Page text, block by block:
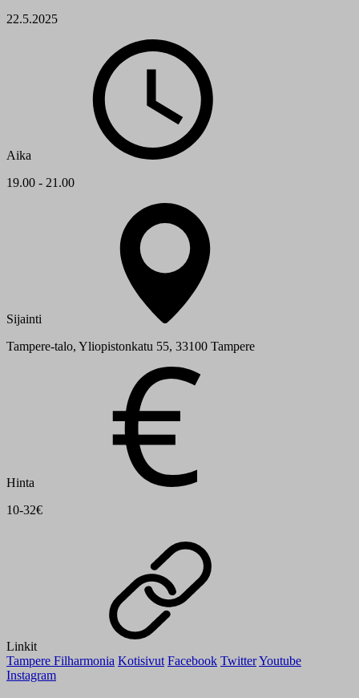
22.5.2025
Aika
19.00 - 21.00
Sijainti
Tampere-talo, Yliopistonkatu 55, 33100 Tampere
Hinta
10-32€
Linkit
Tampere Filharmonia Kotisivut Facebook TwitterYoutube
Instagram